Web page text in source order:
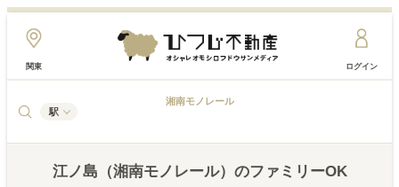
関東 ログイン
駅
湘南モノレール
江ノ島（湘南モノレール） のファミリーOK